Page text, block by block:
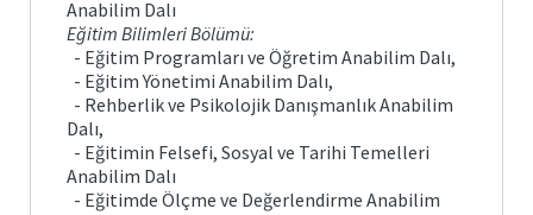
Anabilim Dalı
Eğitim Bilimleri Bölümü:
- Eğitim Programları ve Öğretim Anabilim Dalı,
- Eğitim Yönetimi Anabilim Dalı,
- Rehberlik ve Psikolojik Danışmanlık Anabilim
Dalı,
- Eğitimin Felsefi, Sosyal ve Tarihi Temelleri
Anabilim Dalı
- Eğitimde Ölçme ve Değerlendirme Anabilim